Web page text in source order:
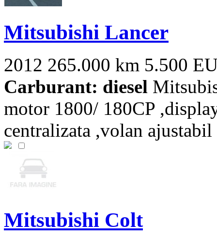
Mitsubishi Lancer
2012 265.000 km 5.500
Carburant: diesel
motor 1800/ 180CP
centralizata ,volan
Mitsubishi Colt